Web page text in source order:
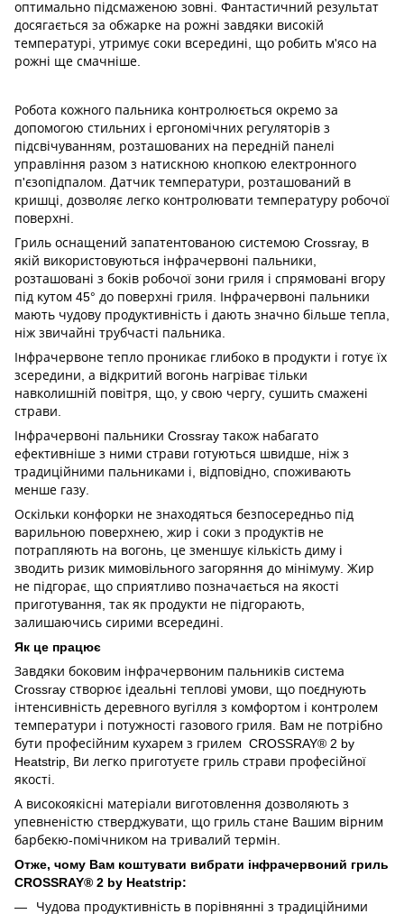
оптимально підсмаженою зовні. Фантастичний результат
досягається за обжарке на рожні завдяки високій
температурі, утримує соки всередині, що робить м'ясо на
рожні ще смачніше.
Робота кожного пальника контролюється окремо за
допомогою стильних і ергономічних регуляторів з
підсвічуванням, розташованих на передній панелі
управління разом з натискною кнопкою електронного
п'єзопідпалом. Датчик температури, розташований в
кришці, дозволяє легко контролювати температуру робочої
поверхні.
Гриль оснащений запатентованою системою Crossray, в
якій використовуються інфрачервоні пальники,
розташовані з боків робочої зони гриля і спрямовані вгору
під кутом 45° до поверхні гриля. Інфрачервоні пальники
мають чудову продуктивність і дають значно більше тепла,
ніж звичайні трубчасті пальника.
Інфрачервоне тепло проникає глибоко в продукти і готує їх
зсередини, а відкритий вогонь нагріває тільки
навколишній повітря, що, у свою чергу, сушить смажені
страви.
Інфрачервоні пальники Crossray також набагато
ефективніше з ними страви готуються швидше, ніж з
традиційними пальниками і, відповідно, споживають
менше газу.
Оскільки конфорки не знаходяться безпосередньо під
варильною поверхнею, жир і соки з продуктів не
потрапляють на вогонь, це зменшує кількість диму і
зводить ризик мимовільного загоряння до мінімуму. Жир
не підгорає, що сприятливо позначається на якості
приготування, так як продукти не підгорають,
залишаючись сирими всередині.
Як це працює
Завдяки боковим інфрачервоним пальників система
Crossray створює ідеальні теплові умови, що поєднують
інтенсивність деревного вугілля з комфортом і контролем
температури і потужності газового гриля. Вам не потрібно
бути професійним кухарем з грилем CROSSRAY® 2 by
Heatstrip, Ви легко приготуєте гриль страви професійної
якості.
А високоякісні матеріали виготовлення дозволяють з
упевненістю стверджувати, що гриль стане Вашим вірним
барбекю-помічником на тривалий термін.
Отже, чому Вам коштувати вибрати інфрачервоний гриль
CROSSRAY® 2 by Heatstrip:
Чудова продуктивність в порівнянні з традиційними